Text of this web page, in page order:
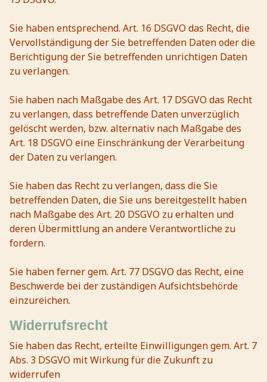
Sie haben entsprechend. Art. 16 DSGVO das Recht, die
Vervollständigung der Sie betreffenden Daten oder die
Berichtigung der Sie betreffenden unrichtigen Daten
zu verlangen.
Sie haben nach Maßgabe des Art. 17 DSGVO das Recht
zu verlangen, dass betreffende Daten unverzüglich
gelöscht werden, bzw. alternativ nach Maßgabe des
Art. 18 DSGVO eine Einschränkung der Verarbeitung
der Daten zu verlangen.
Sie haben das Recht zu verlangen, dass die Sie
betreffenden Daten, die Sie uns bereitgestellt haben
nach Maßgabe des Art. 20 DSGVO zu erhalten und
deren Übermittlung an andere Verantwortliche zu
fordern.
Sie haben ferner gem. Art. 77 DSGVO das Recht, eine
Beschwerde bei der zuständigen Aufsichtsbehörde
einzureichen.
Widerrufsrecht
Sie haben das Recht, erteilte Einwilligungen gem. Art. 7
Abs. 3 DSGVO mit Wirkung für die Zukunft zu
widerrufen